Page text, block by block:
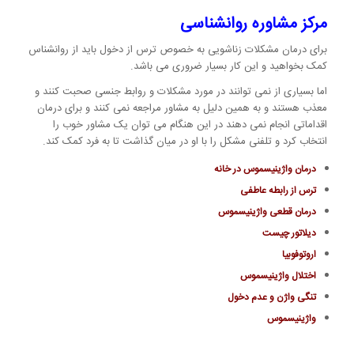
مرکز مشاوره روانشناسی
برای درمان مشکلات زناشویی به خصوص ترس از دخول باید از روانشناس
کمک بخواهید و این کار بسیار ضروری می باشد.
اما بسیاری از نمی توانند در مورد مشکلات و روابط جنسی صحبت کنند و
معذب هستند و به همین دلیل به مشاور مراجعه نمی کنند و برای درمان
اقداماتی انجام نمی دهند در این هنگام می توان یک مشاور خوب را
انتخاب کرد و تلفنی مشکل را با او در میان گذاشت تا به فرد کمک کند.
درمان واژینیسموس در خانه
ترس از رابطه عاطفی
درمان قطعی واژینیسموس
دیلاتور چیست
اروتوفوبیا
اختلال واژینیسموس
تنگی واژن و عدم دخول
واژينيسموس